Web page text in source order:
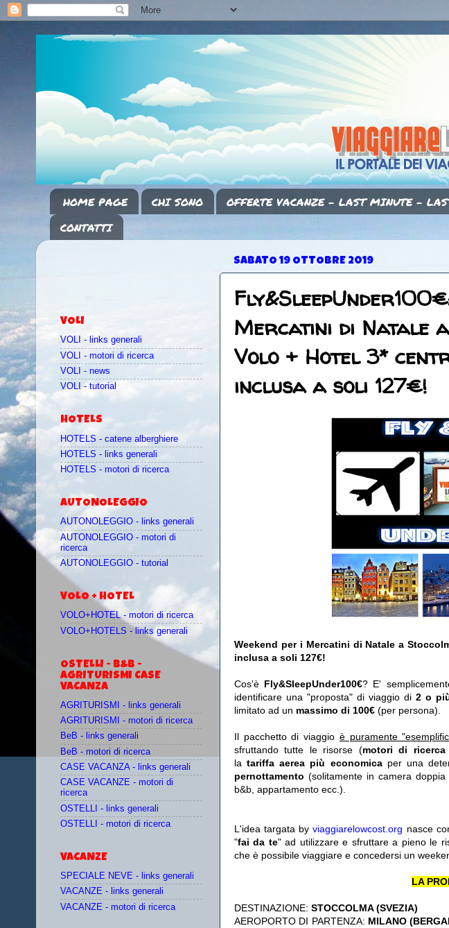
HOME PAGE CHI SONO OFFERTE VACANZE - LAST MINUTE -
CONTATTI
SABATO 19 OTTOBRE 2019
Mercatini di Natale
Volo + Hotel 3*
inclusa a soli 127€!
Weekend per i Mercatini di Natale a
inclusa a soli 127€!
Cos'è Fly&SleepUnder100€? E'
identificare una "proposta" di viaggio di 2 o
limitato ad un massimo di 100€ (per persona).
Il pacchetto di viaggio è puramente
sfruttando tutte le risorse (motori di ricerca
la tariffa aerea più economicaper una
pernottamento (solitamente in camera
b&b, appartamento ecc.).
L'idea targata byviaggiarelowcost.org nasce
"fai da te" ad utilizzare e sfruttare a pieno le
che è possibile viaggiare e concedersi un
LA
DESTINAZIONE: STOCCOLMA (SVEZIA)
AEROPORTO DI PARTENZA: MILANO
VOLI
VOLI - links generali
VOLI - motori di ricerca
VOLI - news
VOLI - tutorial
HOTELS
HOTELS - catene alberghiere
HOTELS - links generali
HOTELS - motori di ricerca
AUTONOLEGGIO
AUTONOLEGGIO - links generali
AUTONOLEGGIO - motori di
ricerca
AUTONOLEGGIO - tutorial
VOLO + HOTEL
VOLO+HOTEL - motori di ricerca
VOLO+HOTELS - links generali
OSTELLI - B&B -
AGRITURISMI CASE
VACANZA
AGRITURISMI - links generali
AGRITURISMI - motori di ricerca
BeB - links generali
BeB - motori di ricerca
CASE VACANZA - links generali
CASE VACANZE - motori di
ricerca
OSTELLI - links generali
OSTELLI - motori di ricerca
VACANZE
SPECIALE NEVE - links generali
VACANZE - links generali
VACANZE - motori di ricerca